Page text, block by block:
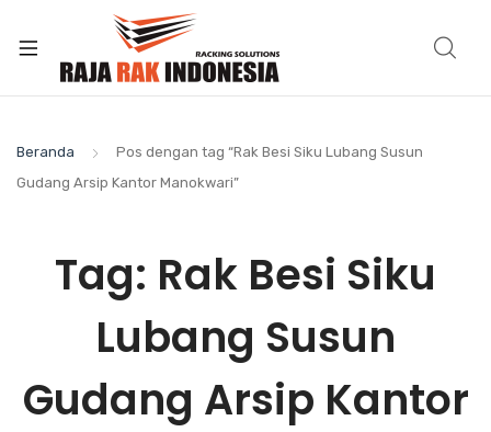
Beranda
Pos dengan tag “Rak Besi Siku Lubang Susun
Gudang Arsip Kantor Manokwari”
Tag: Rak Besi Siku
Lubang Susun
Gudang Arsip Kantor